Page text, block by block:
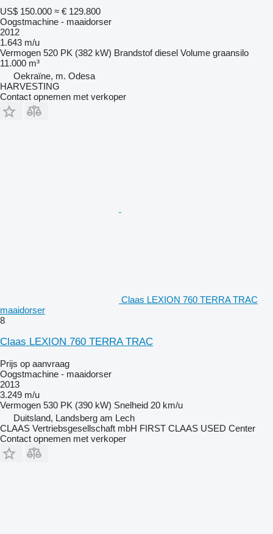
US$ 150.000 ≈ € 129.800
Oogstmachine - maaidorser
2012
1.643 m/u
Vermogen 520 PK (382 kW) Brandstof diesel Volume graansilo
11.000 m³
Oekraïne, m. Odesa
HARVESTING
Contact opnemen met verkoper
Claas LEXION 760 TERRA TRAC
maaidorser
8
Claas LEXION 760 TERRA TRAC
Prijs op aanvraag
Oogstmachine - maaidorser
2013
3.249 m/u
Vermogen 530 PK (390 kW) Snelheid 20 km/u
Duitsland, Landsberg am Lech
CLAAS Vertriebsgesellschaft mbH FIRST CLAAS USED Center
Contact opnemen met verkoper